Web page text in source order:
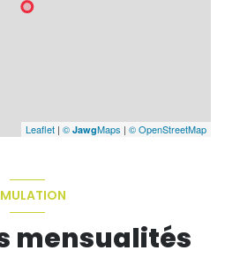
Leaflet | © JawgMaps | © OpenStreetMap
mensualités